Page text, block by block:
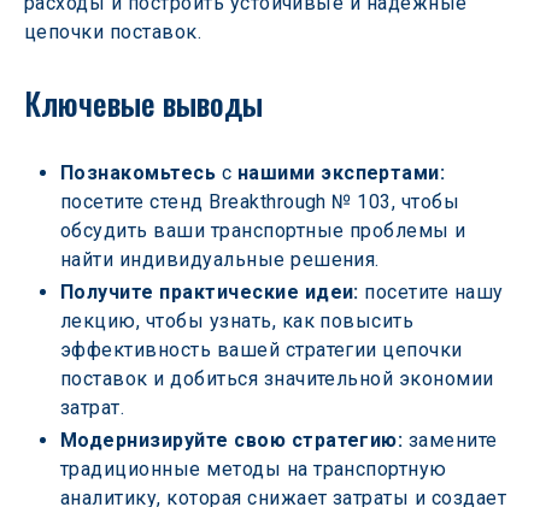
цепочки поставок.
Ключевые выводы
Познакомьтесь с нашими экспертами:
посетите стенд Breakthrough № 103, чтобы
обсудить ваши транспортные проблемы и
найти индивидуальные решения.
Получите практические идеи: посетите нашу
лекцию, чтобы узнать, как повысить
эффективность вашей стратегии цепочки
поставок и добиться значительной экономии
затрат.
Модернизируйте свою стратегию: замените
традиционные методы на транспортную
аналитику, которая снижает затраты и создает